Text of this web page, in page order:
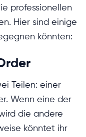
professionellen
Hier sind einige
könnten:
Teilen: einer
Wenn eine der
die andere
könntet ihr